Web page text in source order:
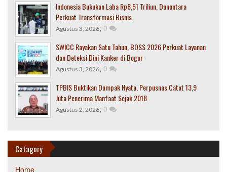
Indonesia Bukukan Laba Rp8,51 Triliun, Danantara
Perkuat Transformasi Bisnis
Agustus 3, 2026, 0
SWICC Rayakan Satu Tahun, BOSS 2026 Perkuat Layanan
dan Deteksi Dini Kanker di Bogor
Agustus 3, 2026, 0
TPBIS Buktikan Dampak Nyata, Perpusnas Catat 13,9
Juta Penerima Manfaat Sejak 2018
Agustus 2, 2026, 0
Catagory
Home